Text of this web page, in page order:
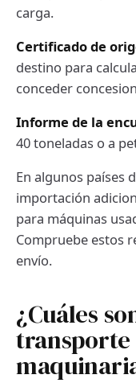
carga.
Certificado de
destino para
conceder
Informe de la
40 toneladas o a
En algunos países
importación
para máquinas
Compruebe estos
envío.
¿Cuáles
transporte